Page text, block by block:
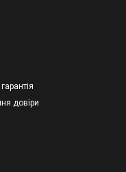
довіри